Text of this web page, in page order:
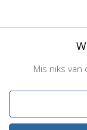
Mis niks van